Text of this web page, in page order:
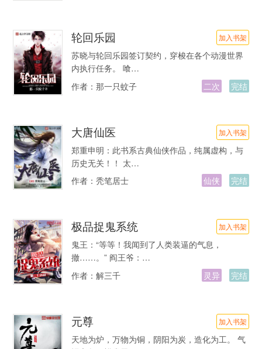
轮回乐园 加入书架
苏晓与轮回乐园签订契约，穿梭在各个动漫世界
内执行任务。 喰…
作者： 那一只蚊子 二次 完结
大唐仙医 加入书架
郑重申明：此书系古典仙侠作品，纯属虚构，与
历史无关！！ 太…
作者： 秃笔居士 仙侠 完结
极品捉鬼系统 加入书架
鬼王：“等等！我闻到了人类装逼的气息，
撤……。” 阎王爷：…
作者： 解三千 灵异 完结
元尊 加入书架
天地为炉，万物为铜，阴阳为炭，造化为工。 气